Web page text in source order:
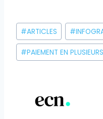
Étiquettes
de
la
#ARTICLES #
#PAIEMENT EN